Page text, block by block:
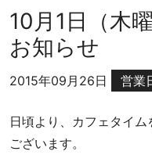
会社概要
卸案内
写真ギャラリー
お知らせ
オンラインショップ
テ
ィ
コ
ヒ
豆
専
10月1日（木
お知らせ
2015年09月26日 営業
日頃より、カフェタイ
ございます。